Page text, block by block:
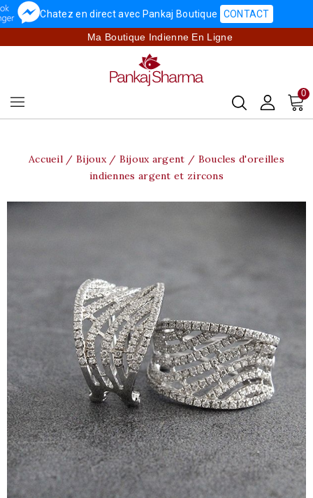
Chatez en direct avec Pankaj Boutique CONTACT
Ma Boutique Indienne En Ligne
0
Accueil Bijoux Bijoux argent
Boucles d'oreilles
indiennes argent et zircons